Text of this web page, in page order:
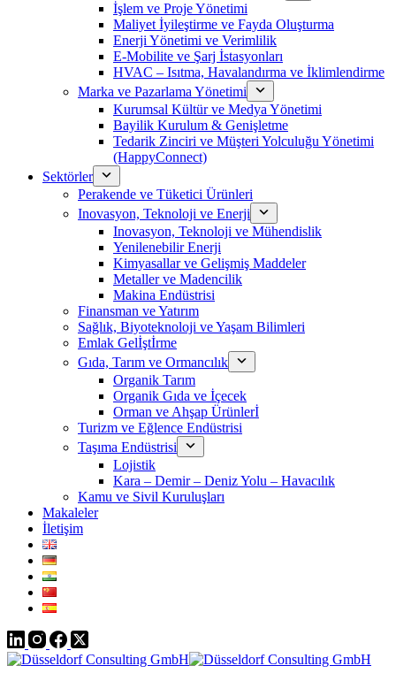
İşlem ve Proje Yönetimi
Maliyet İyileştirme ve Fayda Oluşturma
Enerji Yönetimi ve Verimlilik
E-Mobilite ve Şarj İstasyonları
HVAC – Isıtma, Havalandırma ve İklimlendirme
Marka ve Pazarlama Yönetimi
Kurumsal Kültür ve Medya Yönetimi
Bayilik Kurulum & Genişletme
Tedarik Zinciri ve Müşteri Yolculuğu Yönetimi
(HappyConnect)
Sektörler
Perakende ve Tüketici Ürünleri
Inovasyon, Teknoloji ve Enerji
Inovasyon, Teknoloji ve Mühendislik
Yenilenebilir Enerji
Kimyasallar ve Gelişmiş Maddeler
Metaller ve Madencilik
Makina Endüstrisi
Finansman ve Yatırım
Sağlık, Biyoteknoloji ve Yaşam Bilimleri
Emlak Gelİştİrme
Gıda, Tarım ve Ormancılık
Organik Tarım
Organik Gıda ve İçecek
Orman ve Ahşap Ürünlerİ
Turizm ve Eğlence Endüstrisi
Taşıma Endüstrisi
Lojistik
Kara – Demir – Deniz Yolu – Havacılık
Kamu ve Sivil Kuruluşları
Makaleler
İletişim